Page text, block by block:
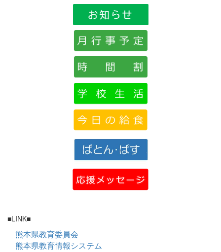
■LINK■
熊本県教育委員会
熊本県教育情報システム